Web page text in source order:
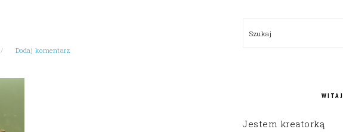
Dodaj komentarz
SIDEBAR
Szukaj
WITAJ
Jestem kreatorką